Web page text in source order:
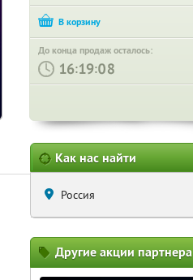
До конца продаж осталось:
: :
Как нас найти
Россия
Другие акции партнера